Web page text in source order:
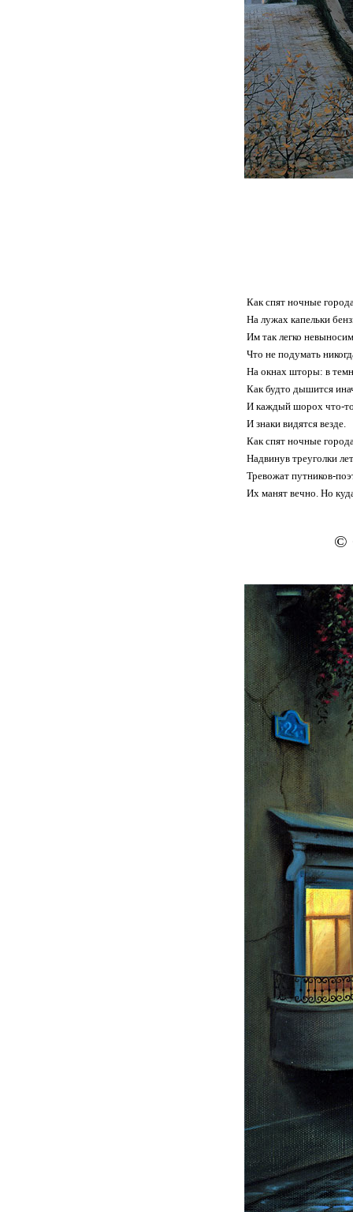
Как спят ночные
На лужах капельки
Им так легко
Что не подумать
На окнах шторы: в
Как будто дышится
И каждый шорох что-то
И знаки видятся везде.
Как спят ночные
Надвинув треуголки
Тревожат путников-
Их манят вечно. Но
©